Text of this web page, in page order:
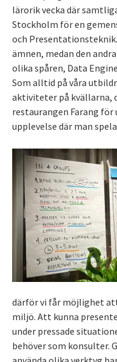
lärorik vecka där
Stockholm för en
och Presentationsteknik
ämnen, medan den
olika spåren, Data
Som alltid på våra
aktiviteter på kvällarna,
restaurangen Farang
upplevelse där man
därför vi får möjlighet
miljö. Att kunna
under pressade
behöver som konsulter.